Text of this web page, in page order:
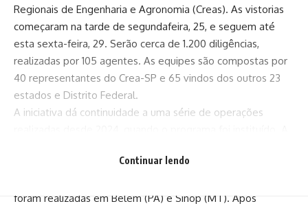
Regionais de Engenharia e Agronomia (Creas). As vistorias
começaram na tarde de segundafeira, 25, e seguem até
esta sexta-feira, 29. Serão cerca de 1.200 diligências,
realizadas por 105 agentes. As equipes são compostas por
40 representantes do Crea-SP e 65 vindos dos outros 23
estados e Distrito Federal.
A iniciativa dá continuidade a uma série de operações
passado, seguida por ações em Rondon (PA), Boa Vista (RR)
foram realizadas em Belém (PA) e Sinop (MT). Após
Continuar lendo